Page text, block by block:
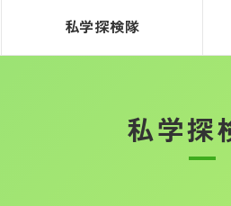
私学探検隊
私学探